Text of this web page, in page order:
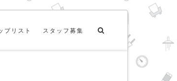
プリスト スタッフ募集